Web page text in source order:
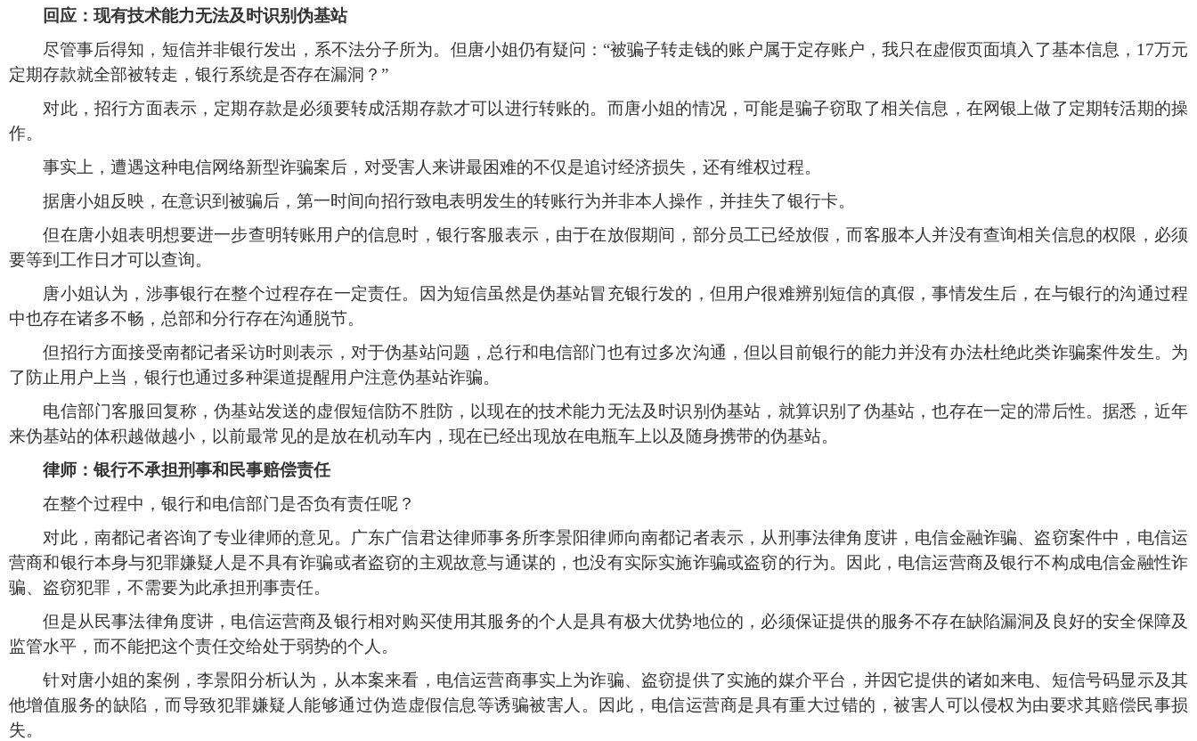
回应：现有技术能力无法及时识别伪基站
尽管事后得知，短信并非银行发出，系不法分子所为。但唐小姐仍有疑问：“被骗子转走钱的账户属于定存账户，我只在虚假页面填入了基本信息， 17万元
定期存款就全部被转走，银行系统是否存在漏洞？”
对此，招行方面表示，定期存款是必须要转成活期存款才可以进行转账的。而唐小姐的情况，可能是骗子窃取了相关信息，在网银上做了定期转活期的操
作。
事实上，遭遇这种电信网络新型诈骗案后，对受害人来讲最困难的不仅是追讨经济损失，还有维权过程。
据唐小姐反映，在意识到被骗后，第一时间向招行致电表明发生的转账行为并非本人操作，并挂失了银行卡。
但在唐小姐表明想要进一步查明转账用户的信息时，银行客服表示，由于在放假期间，部分员工已经放假，而客服本人并没有查询相关信息的权限，必须
要等到工作日才可以查询。
唐小姐认为，涉事银行在整个过程存在一定责任。因为短信虽然是伪基站冒充银行发的，但用户很难辨别短信的真假，事情发生后，在与银行的沟通过程
中也存在诸多不畅，总部和分行存在沟通脱节。
但招行方面接受南都记者采访时则表示，对于伪基站问题，总行和电信部门也有过多次沟通，但以目前银行的能力并没有办法杜绝此类诈骗案件发生。为
了防止用户上当，银行也通过多种渠道提醒用户注意伪基站诈骗。
电信部门客服回复称，伪基站发送的虚假短信防不胜防，以现在的技术能力无法及时识别伪基站，就算识别了伪基站，也存在一定的滞后性。据悉，近年
来伪基站的体积越做越小，以前最常见的是放在机动车内，现在已经出现放在电瓶车上以及随身携带的伪基站。
律师：银行不承担刑事和民事赔偿责任
在整个过程中，银行和电信部门是否负有责任呢？
对此，南都记者咨询了专业律师的意见。广东广信君达律师事务所李景阳律师向南都记者表示，从刑事法律角度讲，电信金融诈骗、盗窃案件中，电信运
营商和银行本身与犯罪嫌疑人是不具有诈骗或者盗窃的主观故意与通谋的，也没有实际实施诈骗或盗窃的行为。因此，电信运营商及银行不构成电信金融性诈
骗、盗窃犯罪，不需要为此承担刑事责任。
但是从民事法律角度讲，电信运营商及银行相对购买使用其服务的个人是具有极大优势地位的，必须保证提供的服务不存在缺陷漏洞及良好的安全保障及
监管水平，而不能把这个责任交给处于弱势的个人。
针对唐小姐的案例，李景阳分析认为，从本案来看，电信运营商事实上为诈骗、盗窃提供了实施的媒介平台，并因它提供的诸如来电、短信号码显示及其
他增值服务的缺陷，而导致犯罪嫌疑人能够通过伪造虚假信息等诱骗被害人。因此，电信运营商是具有重大过错的，被害人可以侵权为由要求其赔偿民事损
失。